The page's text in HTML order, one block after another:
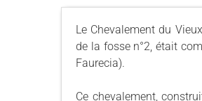
Le Chevalement du
de la fosse n°2, était
Faurecia).
Ce chevalement,